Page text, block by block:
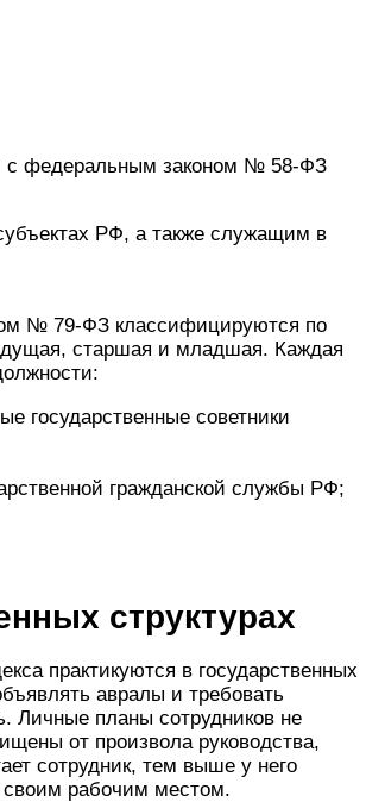
с федеральным законом № 58-ФЗ
РФ, а также служащим в
№ 79-ФЗ классифицируются по
старшая и младшая. Каждая
государственные советники
гражданской службы РФ;
структурах
практикуются в государственных
авралы и требовать
Личные планы сотрудников не
от произвола руководства,
сотрудник, тем выше у него
рабочим местом.